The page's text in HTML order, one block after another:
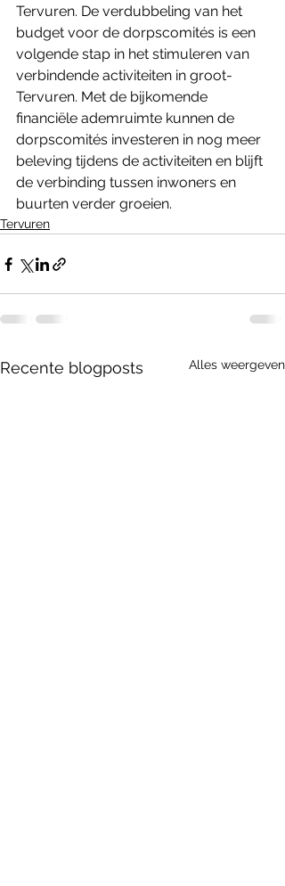
Tervuren. De verdubbeling van het
budget voor de dorpscomités is een
volgende stap in het stimuleren van
verbindende activiteiten in groot-
Tervuren. Met de bijkomende
financiële ademruimte kunnen de
dorpscomités investeren in nog meer
beleving tijdens de activiteiten en blijft
de verbinding tussen inwoners en
buurten verder groeien.
Tervuren
Recente blogposts Alles weergeven